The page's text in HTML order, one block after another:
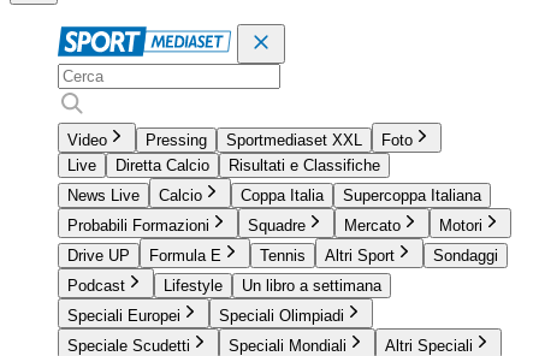
Video Pressing Sportmediaset XXL
Foto
Live
Diretta Calcio
Risultati e Classifiche
News Live
Calcio Coppa Italia
Supercoppa Italiana
Probabili Formazioni
Squadre Mercato
Motori
Drive UP
Formula E Tennis Altri Sport
Sondaggi
Podcast
Lifestyle
Un libro a settimana
Speciali Europei
Speciali Olimpiadi
Speciale Scudetti
Speciali Mondiali Altri Speciali